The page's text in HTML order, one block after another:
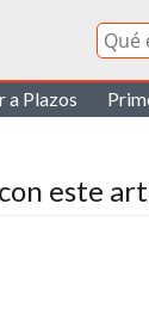
a Plazos
este